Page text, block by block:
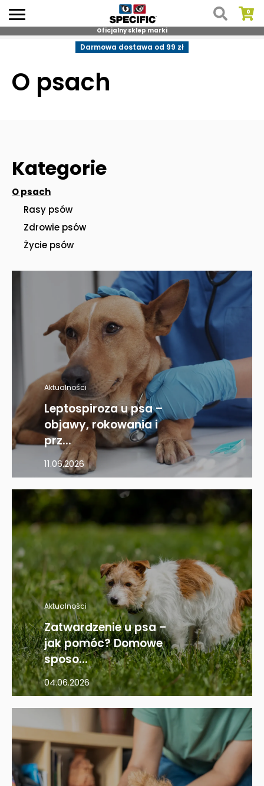
content
Oficjalny sklep marki
Darmowa dostawa od 99 zł
O psach
Kategorie
O psach
Rasy psów
Zdrowie psów
Życie psów
Aktualności
Leptospiroza u psa –
objawy, rokowania i
prz...
11.06.2026
Aktualności
Zatwardzenie u psa –
jak pomóc? Domowe
sposo...
04.06.2026